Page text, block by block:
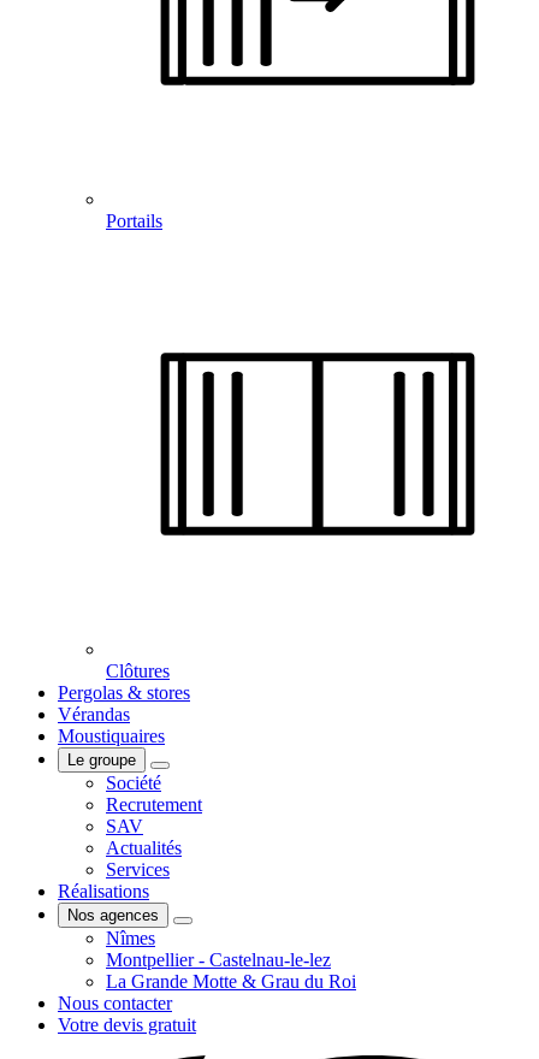
Portails
Clôtures
Pergolas & stores
Vérandas
Moustiquaires
Le groupe
Société
Recrutement
SAV
Actualités
Services
Réalisations
Nos agences
Nîmes
Montpellier - Castelnau-le-lez
La Grande Motte & Grau du Roi
Nous contacter
Votre devis gratuit